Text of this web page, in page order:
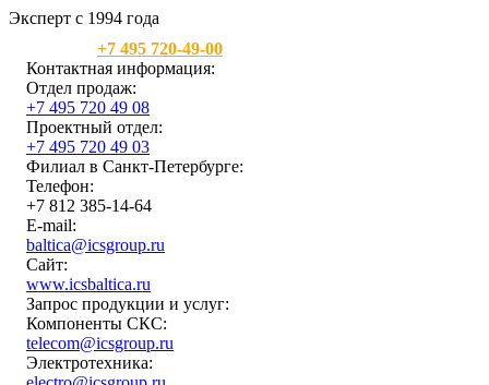
Эксперт с 1994 года
+7 495 720-49-00
Контактная информация:
Отдел продаж:
+7 495 720 49 08
Проектный отдел:
+7 495 720 49 03
Филиал в Санкт-Петербурге:
Телефон:
+7 812 385-14-64
E-mail:
baltica@icsgroup.ru
Сайт:
www.icsbaltica.ru
Запрос продукции и услуг:
Компоненты СКС:
telecom@icsgroup.ru
Электротехника: